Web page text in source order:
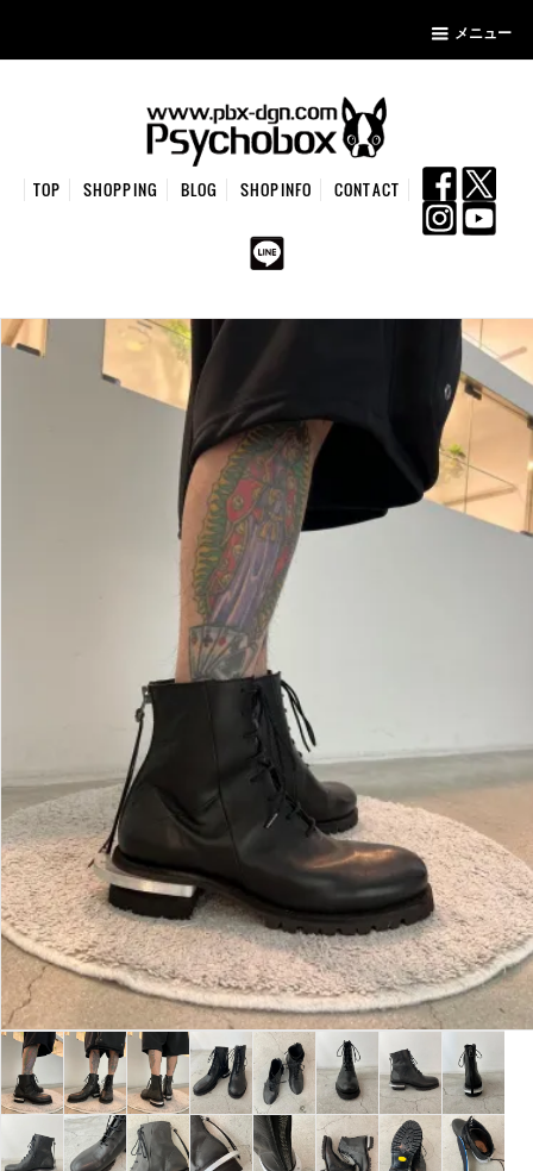
メニュー
TOP SHOPPING BLOG SHOPINFO CONTACT